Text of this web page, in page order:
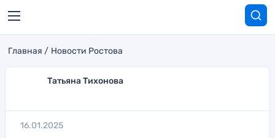
Главная Новости Ростова
Татьяна Тихонова
16.01.2025